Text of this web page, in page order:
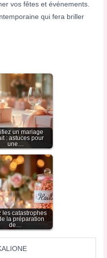
vos fêtes et événements.
qui fera briller
un mariage
: astuces pour
une…
les catastrophes
la préparation
de…